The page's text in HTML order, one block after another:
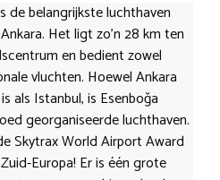
de belangrijkste luchthaven
Het ligt zo’n 28 km ten
en bedient zowel
vluchten. Hoewel Ankara
als Istanbul, is Esenboğa
georganiseerde luchthaven.
Skytrax World Airport Award
Europa! Er is één grote